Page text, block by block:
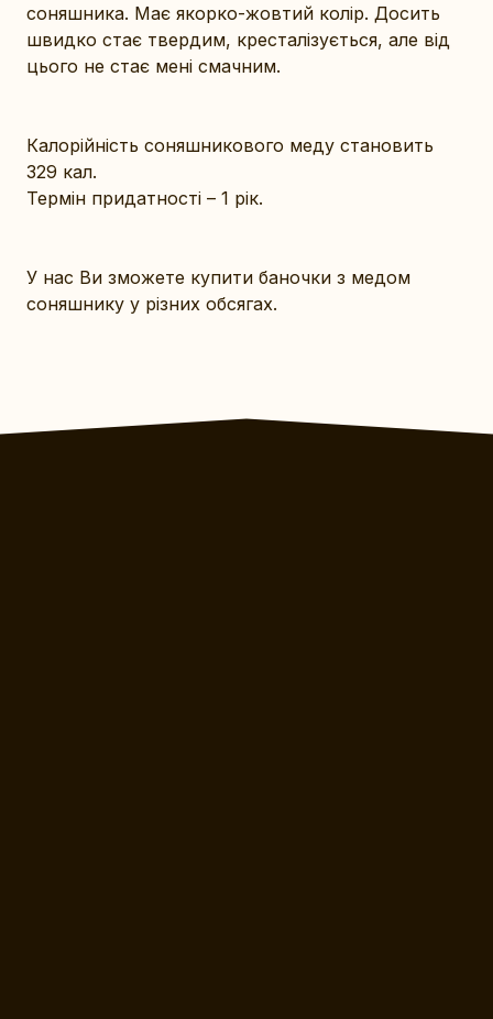
соняшника. Має якорко-жовтий колір. Досить
швидко стає твердим, кресталізується, але від
цього не стає мені смачним.
Калорійність соняшникового меду становить
329 кал.
Термін придатності – 1 рік.
У нас Ви зможете купити баночки з медом
соняшнику у різних обсягах.